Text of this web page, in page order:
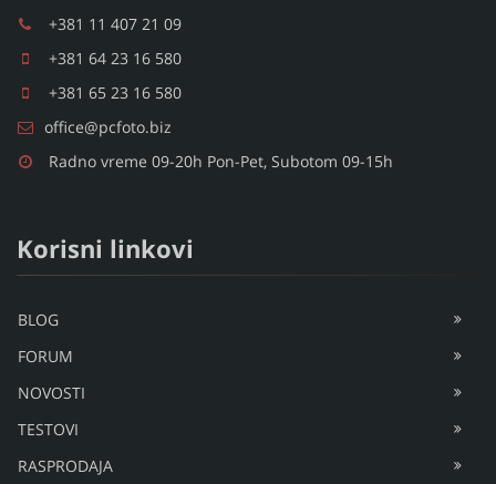
+381 11 407 21 09
+381 64 23 16 580
+381 65 23 16 580
office@pcfoto.biz
Radno vreme 09-20h Pon-Pet, Subotom 09-15h
Korisni linkovi
BLOG
FORUM
NOVOSTI
TESTOVI
RASPRODAJA